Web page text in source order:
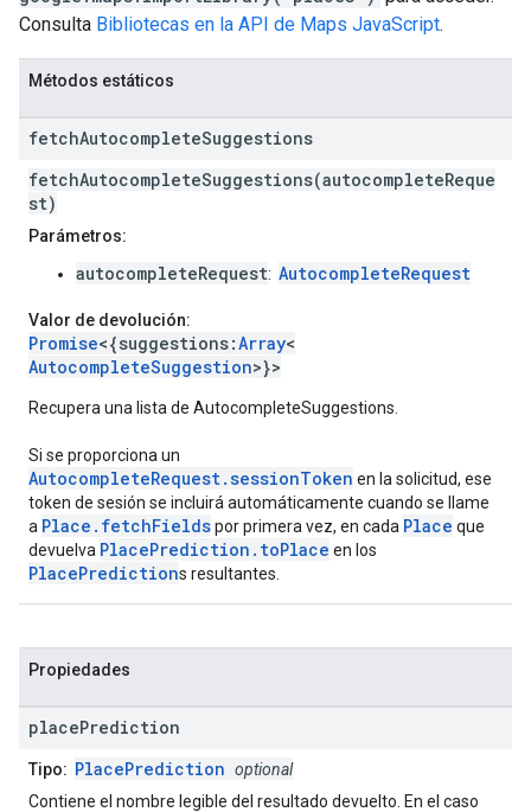
Consulta Bibliotecas en la API de Maps JavaScript.
Métodos estáticos
fetchAutocompleteSuggestions
fetchAutocompleteSuggestions(autocompleteReque
st)
Parámetros:
autocompleteRequest: AutocompleteRequest
Valor de devolución:
Promise<{suggestions:Array<
AutocompleteSuggestion>}>
Recupera una lista de AutocompleteSuggestions.
Si se proporciona un
AutocompleteRequest.sessionToken en la solicitud, ese
token de sesión se incluirá automáticamente cuando se llame
a Place.fetchFieldspor primera vez, en cada Place que
devuelva PlacePrediction.toPlace en los
PlacePredictions resultantes.
Propiedades
placePrediction
Tipo: PlacePrediction optional
Contiene el nombre legible del resultado devuelto. En el caso